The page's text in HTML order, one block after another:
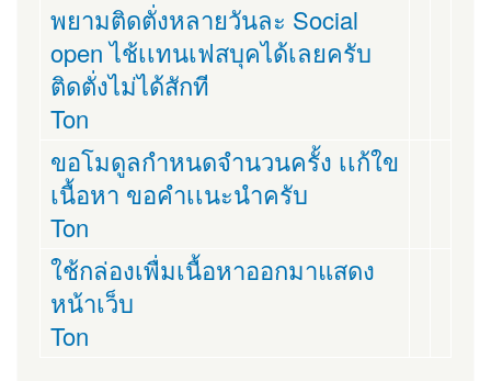
พยามติดตั่งหลายวันละ Social
open ไช้เเทนเฟสบุคได้เลยครับ
ติดตั่งไม่ได้สักที
Ton
ขอโมดูลกำหนดจำนวนครั้ง เเก้ใข
เนื้อหา ขอคำเเนะนำครับ
Ton
ใช้กล่องเพื่มเนื้อหาออกมาแสดง
หน้าเว็บ
Ton